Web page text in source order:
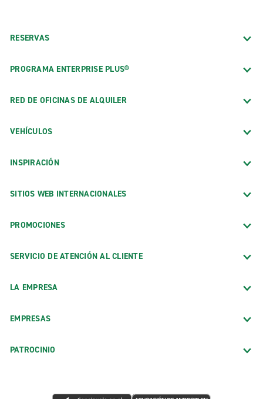
RESERVAS
PROGRAMA ENTERPRISE PLUS®
RED DE OFICINAS DE ALQUILER
VEHÍCULOS
INSPIRACIÓN
SITIOS WEB INTERNACIONALES
PROMOCIONES
SERVICIO DE ATENCIÓN AL CLIENTE
LA EMPRESA
EMPRESAS
PATROCINIO